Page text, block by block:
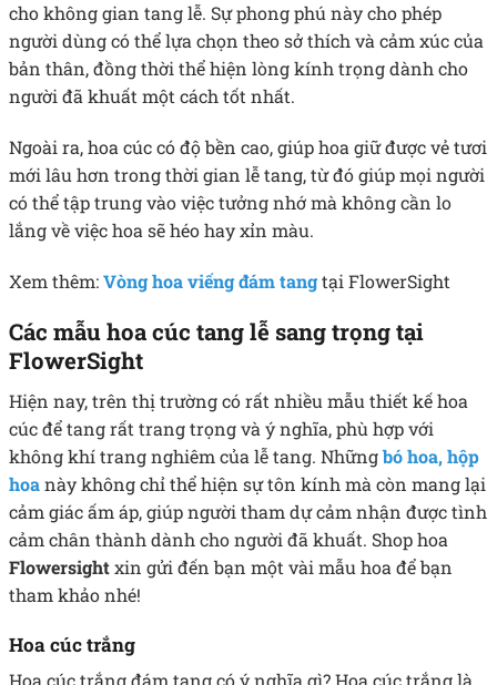
cho không gian tang lễ. Sự phong phú này cho phép
người dùng có thể lựa chọn theo sở thích và cảm xúc của
bản thân, đồng thời thể hiện lòng kính trọng dành cho
người đã khuất một cách tốt nhất.
Ngoài ra, hoa cúc có độ bền cao, giúp hoa giữ được vẻ tươi
mới lâu hơn trong thời gian lễ tang, từ đó giúp mọi người
có thể tập trung vào việc tưởng nhớ mà không cần lo
lắng về việc hoa sẽ héo hay xỉn màu.
Xem thêm:Vòng hoa viếng đám tangtại FlowerSight
Các mẫu hoa cúc tang lễ sang trọng tại
FlowerSight
Hiện nay, trên thị trường có rất nhiều mẫu thiết kế hoa
cúc để tang rất trang trọng và ý nghĩa, phù hợp với
không khí trang nghiêm của lễ tang. Nhữngbó hoa,hộp
hoanày không chỉ thể hiện sự tôn kính mà còn mang lại
cảm giác ấm áp, giúp người tham dự cảm nhận được tình
cảm chân thành dành cho người đã khuất. Shop hoa
Flowersightxin gửi đến bạn một vài mẫu hoa để bạn
tham khảo nhé!
Hoa cúc trắng
Hoa cúc trắng đám tang có ý nghĩa gì? Hoa cúc trắng là